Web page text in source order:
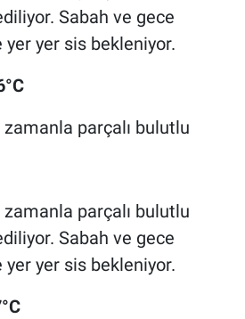
Sabah ve gece
yer sis bekleniyor.
parçalı bulutlu
parçalı bulutlu
Sabah ve gece
yer sis bekleniyor.